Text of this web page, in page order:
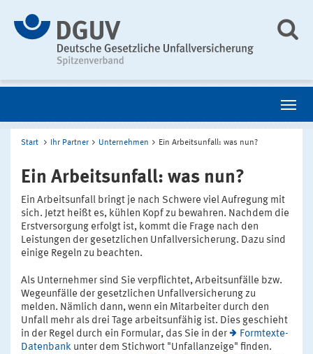
Start Ihr Partner Unternehmen Ein Arbeitsunfall: was nun?
Ein Arbeitsunfall: was nun?
Ein Arbeitsunfall bringt je nach Schwere viel Aufregung mit
sich. Jetzt heißt es, kühlen Kopf zu bewahren. Nachdem die
Erstversorgung erfolgt ist, kommt die Frage nach den
Leistungen der gesetzlichen Unfallversicherung. Dazu sind
einige Regeln zu beachten.
Als Unternehmer sind Sie verpflichtet, Arbeitsunfälle bzw.
Wegeunfälle der gesetzlichen Unfallversicherung zu
melden. Nämlich dann, wenn ein Mitarbeiter durch den
Unfall mehr als drei Tage arbeitsunfähig ist. Dies geschieht
in der Regel durch ein Formular, das Sie in der
Formtexte-
Datenbank unter dem Stichwort "Unfallanzeige" finden.